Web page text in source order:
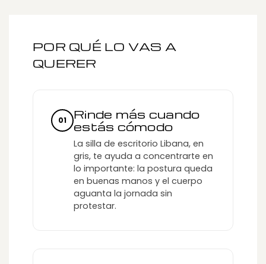
POR QUÉ LO VAS A
QUERER
01
Rinde más cuando
estás cómodo
La silla de escritorio Libana, en
gris, te ayuda a concentrarte en
lo importante: la postura queda
en buenas manos y el cuerpo
aguanta la jornada sin
protestar.